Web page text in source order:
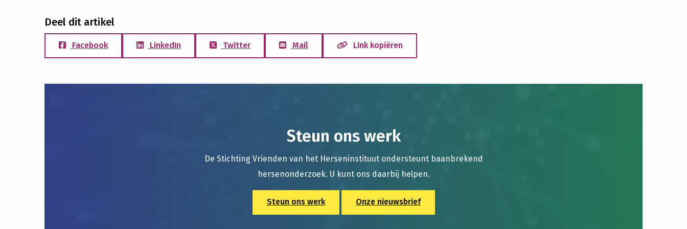
Deel dit artikel
Facebook LinkedIn Twitter Mail Link kopiëren
Steun ons werk
De Stichting Vrienden van het Herseninstituut ondersteunt baanbrekend
hersenonderzoek. U kunt ons daarbij helpen.
Steun ons werk Onze nieuwsbrief